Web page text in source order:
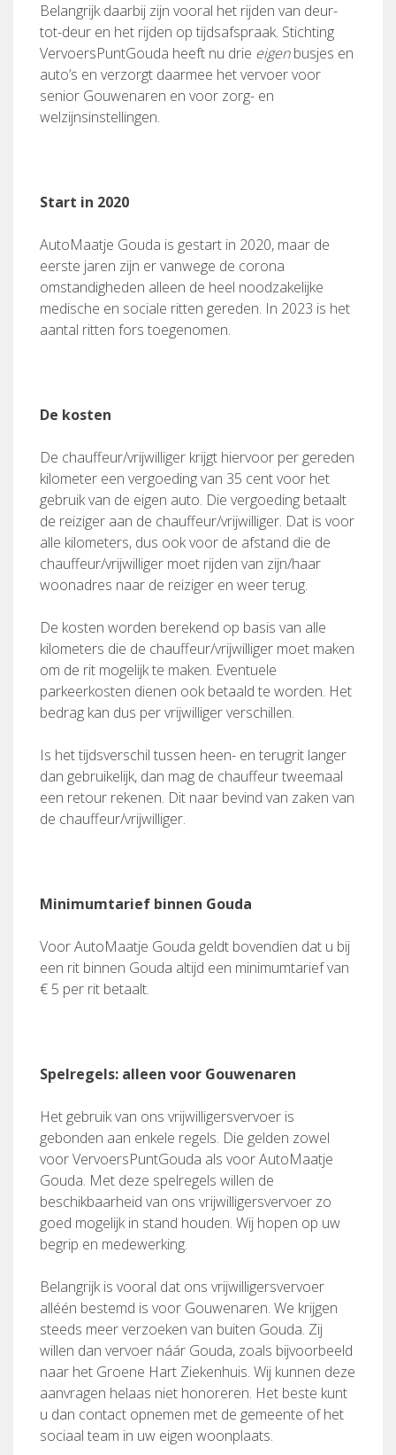
Belangrijk daarbij zijn vooral het rijden van deur-
tot-deur en het rijden op tijdsafspraak. Stichting
VervoersPuntGouda heeft nu drie eigenbusjes en
auto’s en verzorgt daarmee het vervoer voor
senior Gouwenaren en voor zorg- en
welzijnsinstellingen.
Start in 2020
AutoMaatje Gouda is gestart in 2020, maar de
eerste jaren zijn er vanwege de corona
omstandigheden alleen de heel noodzakelijke
medische en sociale ritten gereden. In 2023 is het
aantal ritten fors toegenomen.
De kosten
De chauffeur/vrijwilliger krijgt hiervoor per gereden
kilometer een vergoeding van 35 cent voor het
gebruik van de eigen auto. Die vergoeding betaalt
de reiziger aan de chauffeur/vrijwilliger. Dat is voor
alle kilometers, dus ook voor de afstand die de
chauffeur/vrijwilliger moet rijden van zijn/haar
woonadres naar de reiziger en weer terug.
De kosten worden berekend op basis van alle
kilometers die de chauffeur/vrijwilliger moet maken
om de rit mogelijk te maken. Eventuele
parkeerkosten dienen ook betaald te worden. Het
bedrag kan dus per vrijwilliger verschillen.
Is het tijdsverschil tussen heen- en terugrit langer
dan gebruikelijk, dan mag de chauffeur tweemaal
een retour rekenen. Dit naar bevind van zaken van
de chauffeur/vrijwilliger.
Minimumtarief binnen Gouda
Voor AutoMaatje Gouda geldt bovendien dat u bij
een rit binnen Gouda altijd een minimumtarief van
€ 5 per rit betaalt.
Spelregels: alleen voor Gouwenaren
Het gebruik van ons vrijwilligersvervoer is
gebonden aan enkele regels. Die gelden zowel
voor VervoersPuntGouda als voor AutoMaatje
Gouda. Met deze spelregels willen de
beschikbaarheid van ons vrijwilligersvervoer zo
goed mogelijk in stand houden. Wij hopen op uw
begrip en medewerking.
Belangrijk is vooral dat ons vrijwilligersvervoer
alléén bestemd is voor Gouwenaren. We krijgen
steeds meer verzoeken van buiten Gouda. Zij
willen dan vervoer náár Gouda, zoals bijvoorbeeld
naar het Groene Hart Ziekenhuis. Wij kunnen deze
aanvragen helaas niet honoreren. Het beste kunt
u dan contact opnemen met de gemeente of het
sociaal team in uw eigen woonplaats.